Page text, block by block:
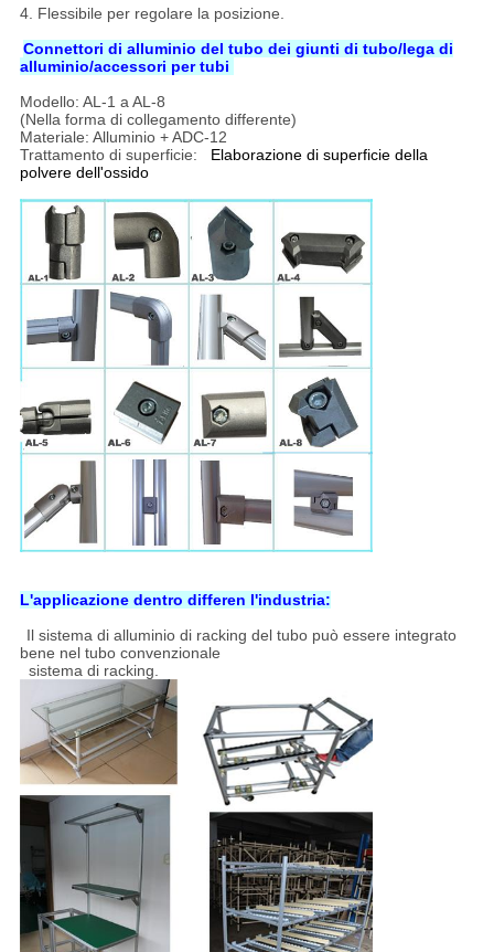
4. Flessibile per regolare la posizione.
Connettori di alluminio del tubo dei giunti di tubo/lega di
alluminio/accessori per tubi
Modello: AL-1 a AL-8
(Nella forma di collegamento differente)
Materiale: Alluminio + ADC-12
Trattamento di superficie: Elaborazione di superficie della
polvere dell'ossido
L'applicazione dentro differen l'industria:
Il sistema di alluminio di racking del tubo può essere integrato
bene nel tubo convenzionale
sistema di racking.